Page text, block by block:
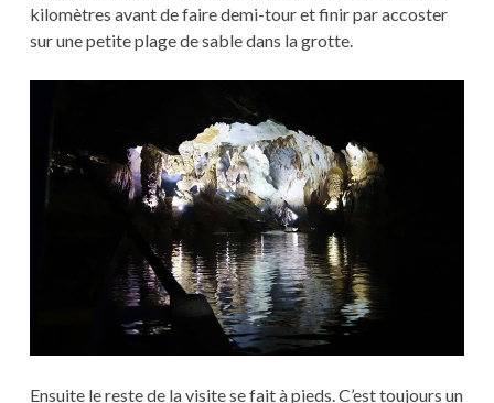
kilomètres avant de faire demi-tour et finir par accoster
sur une petite plage de sable dans la grotte.
Ensuite le reste de la visite se fait à pieds. C’est toujours un